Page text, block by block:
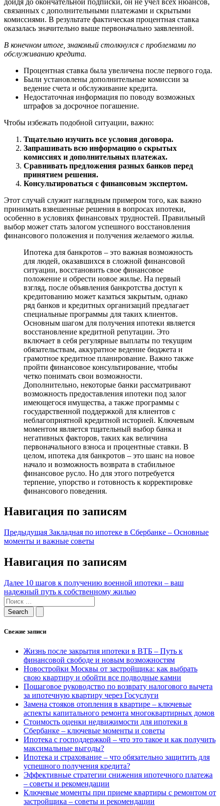
связанных с дополнительными платежами и скрытыми
комиссиями. В результате фактическая процентная ставка
оказалась значительно выше первоначально заявленной.
В конечном итоге, знакомый столкнулся с проблемами по
обслуживанию кредита.
Процентная ставка была увеличена после первого года.
Были установлены дополнительные комиссии за
ведение счета и обслуживание кредита.
Недостаточная информация по поводу возможных
штрафов за досрочное погашение.
Чтобы избежать подобной ситуации, важно:
Тщательно изучить все условия договора.
Запрашивать всю информацию о скрытых
комиссиях и дополнительных платежах.
Сравнивать предложения разных банков перед
принятием решения.
Консультироваться с финансовым экспертом.
Этот случай служит наглядным примером того, как важно
принимать взвешенные решения в вопросах ипотеки,
особенно в условиях финансовых трудностей. Правильный
выбор может стать залогом успешного восстановления
финансового положения и получения желаемого жилья.
Ипотека для банкротов – это важная возможность
для людей, оказавшихся в сложной финансовой
ситуации, восстановить свое финансовое
положение и обрести новое жилье. На первый
взгляд, после объявления банкротства доступ к
кредитованию может казаться закрытым, однако
ряд банков и кредитных организаций предлагает
специальные программы для таких клиентов.
Основным шагом для получения ипотеки является
восстановление кредитной репутации. Это
включает в себя регулярные выплаты по текущим
обязательствам, аккуратное ведение бюджета и
грамотное кредитное планирование. Важно также
пройти финансовое консультирование, чтобы
четко понимать свои возможности.
Дополнительно, некоторые банки рассматривают
возможность предоставления ипотеки под залог
имеющегося имущества, а также программы с
государственной поддержкой для клиентов с
неблагоприятной кредитной историей. Ключевым
моментом является тщательный выбор банка и
негативных факторов, таких как величина
первоначального взноса и процентные ставки. В
целом, ипотека для банкротов – это шанс на новое
начало и возможность возврата в стабильное
финансовое русло. Но для этого потребуется
терпение, упорство и готовность к корректировке
финансового поведения.
Навигация по записям
Предыдущая Закладная по ипотеке в Сбербанке – Основные
моменты и важные советы
Навигация по записям
Далее 10 шагов к получению военной ипотеки – ваш
надежный путь к собственному жилью
Свежие записи
Жизнь после закрытия ипотеки в ВТБ – Путь к
финансовой свободе и новым возможностям
Новостройки Москвы от застройщика: как выбрать
свою квартиру и обойти все подводные камни
Пошаговое руководство по возврату налогового вычета
за ипотечную квартиру через Госуслуги
Замена стояков отопления в квартире – ключевые
аспекты капитального ремонта многоквартирных домов
Стоимость оценки недвижимости для ипотеки в
Сбербанке – ключевые моменты и советы
Ипотека с господдержкой – что это такое и как получить
максимальные выгоды?
Ипотека и страхование – что обязательно защитить для
успешного получения кредита?
Эффективные стратегии снижения ипотечного платежа
– советы и рекомендации
Ключевые моменты при приеме квартиры с ремонтом от
застройщика – советы и рекомендации